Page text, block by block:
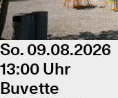
So. 09.08.2026
13:00 Uhr
Buvette